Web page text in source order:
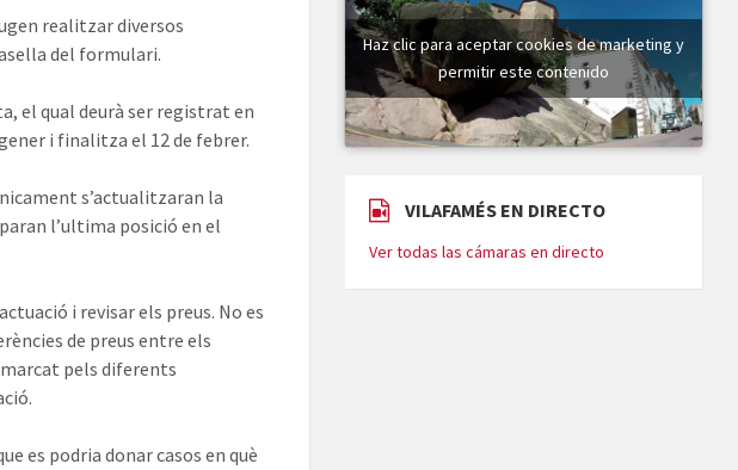
realitzar diversos
del formulari.
el qual deurà ser registrat en
i finalitza el 12 de febrer.
s’actualitzaran la
l’ultima posició en el
i revisar els preus. No es
de preus entre els
pels diferents
es podria donar casos en què
Haz clic para aceptar cookies de marketing y
permitir este contenido
VILAFAMÉS EN DIRECTO
Ver todas las cámaras en directo